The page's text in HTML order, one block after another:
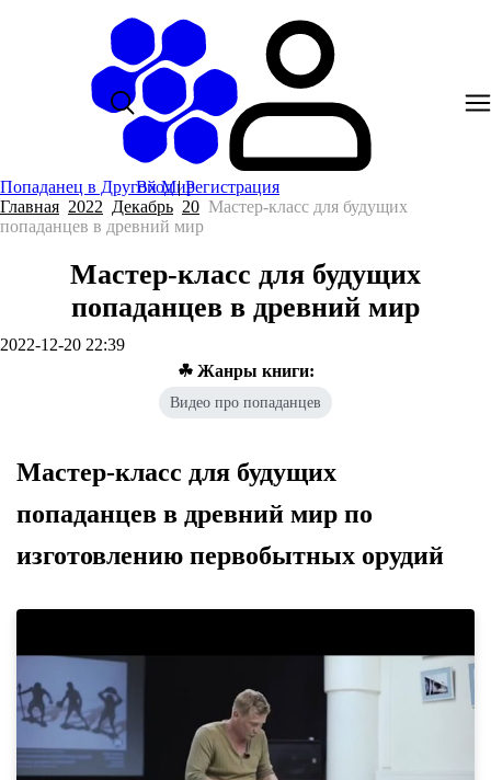
Попаданец в Другой Мир
Вход|Регистрация
Главная 2022 Декабрь 20 Мастер-класс для будущих
попаданцев в древний мир
Мастер-класс для будущих
попаданцев в древний мир
2022-12-20 22:39
☘ Жанры книги:
Видео про попаданцев
Мастер-класс для будущих
попаданцев в древний мир по
изготовлению первобытных орудий